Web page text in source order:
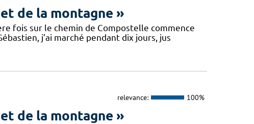
de la montagne »
fois sur le chemin de Compostelle commence
j’ai marché pendant dix jours, jus
relevance: 100%
de la montagne »